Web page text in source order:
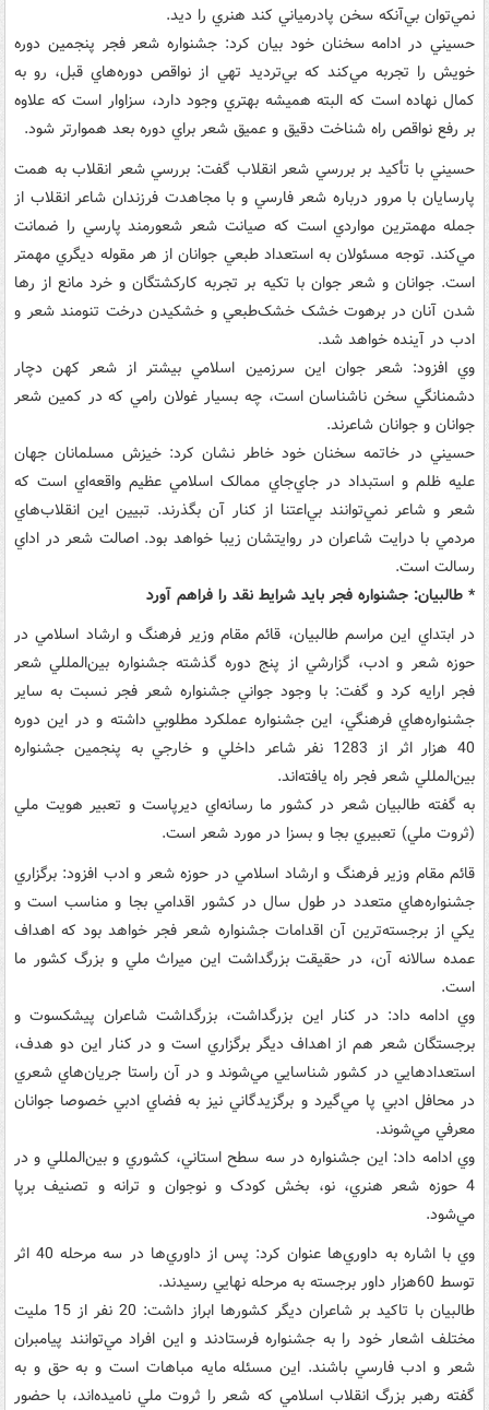
نمي‌توان بي‌آنکه سخن پادرمياني کند هنري را ديد.
حسيني در ادامه سخنان خود بيان کرد: جشنواره شعر فجر پنجمين دوره
خويش را تجربه مي‌کند که بي‌ترديد تهي از نواقص دوره‌هاي قبل، رو به
کمال نهاده است که البته هميشه بهتري وجود دارد، سزاوار است که علاوه
بر رفع نواقص راه شناخت دقيق و عميق شعر براي دوره بعد هموارتر شود.
حسيني با تأکيد بر بررسي شعر انقلاب گفت: بررسي شعر انقلاب به همت
پارسايان با مرور درباره شعر فارسي و با مجاهدت فرزندان شاعر انقلاب از
جمله مهمترين مواردي است که صيانت شعر شعورمند پارسي را ضمانت
مي‌کند. توجه مسئولان به استعداد طبعي جوانان از هر مقوله ديگري مهمتر
است. جوانان و شعر جوان با تکيه بر تجربه کارکشتگان و خرد مانع از رها
شدن آنان در برهوت خشک خشک‌طبعي و خشکيدن درخت تنومند شعر و
ادب در آينده خواهد شد.
وي افزود: شعر جوان اين سرزمين اسلامي بيشتر از شعر کهن دچار
دشمنانگي سخن ناشناسان است، چه بسيار غولان رامي که در کمين شعر
جوانان و جوانان شاعرند.
حسيني در خاتمه سخنان خود خاطر نشان کرد: خيزش مسلمانان جهان
عليه ظلم و استبداد در جاي‌جاي ممالک اسلامي عظيم واقعه‌اي است که
شعر و شاعر نمي‌توانند بي‌اعتنا از کنار آن بگذرند. تبيين اين انقلاب‌هاي
مردمي با درايت شاعران در روايتشان زيبا خواهد بود. اصالت شعر در اداي
رسالت است.
* طالبيان: جشنواره فجر بايد شرايط نقد را فراهم آورد
در ابتداي اين مراسم طالبيان، قائم مقام وزير فرهنگ و ارشاد اسلامي در
حوزه شعر و ادب، گزارشي از پنج دوره گذشته جشنواره بين‌المللي شعر
فجر ارايه کرد و گفت: با وجود جواني جشنواره شعر فجر نسبت به ساير
جشنواره‌هاي فرهنگي، اين جشنواره عملکرد مطلوبي داشته و در اين دوره
40 هزار اثر از 1283 نفر شاعر داخلي و خارجي به پنجمين جشنواره
بين‌المللي شعر فجر راه يافته‌اند.
به گفته طالبيان شعر در کشور ما رسانه‌اي ديرپاست و تعبير هويت ملي
(ثروت ملي) تعبيري بجا و بسزا در مورد شعر است.
قائم مقام وزير فرهنگ و ارشاد اسلامي در حوزه شعر و ادب افزود: برگزاري
جشنواره‌هاي متعدد در طول سال در کشور اقدامي بجا و مناسب است و
يکي از برجسته‌ترين آن اقدامات جشنواره شعر فجر خواهد بود که اهداف
عمده سالانه آن، در حقيقت بزرگداشت اين ميراث ملي و بزرگ کشور ما
است.
وي ادامه داد: در کنار اين بزرگداشت، بزرگداشت شاعران پيشکسوت و
برجستگان شعر هم از اهداف ديگر برگزاري است و در کنار اين دو هدف،
استعدادهايي در کشور شناسايي مي‌شوند و در آن راستا جريان‌هاي شعري
در محافل ادبي پا مي‌گيرد و برگزيدگاني نيز به فضاي ادبي خصوصا جوانان
معرفي مي‌شوند.
وي ادامه داد: اين جشنواره در سه سطح استاني، کشوري و بين‌المللي و در
4 حوزه شعر هنري، نو، بخش کودک و نوجوان و ترانه و تصنيف برپا
مي‌شود.
وي با اشاره به داوري‌ها عنوان کرد: پس از داوري‌ها در سه مرحله 40 اثر
توسط 60هزار داور برجسته به مرحله نهايي رسيدند.
طالبيان با تاکيد بر شاعران ديگر کشورها ابراز داشت: 20 نفر از 15 مليت
مختلف اشعار خود را به جشنواره فرستادند و اين افراد مي‌توانند پيامبران
شعر و ادب فارسي باشند. اين مسئله مايه مباهات است و به حق و به
گفته رهبر بزرگ انقلاب اسلامي که شعر را ثروت ملي ناميده‌اند، با حضور